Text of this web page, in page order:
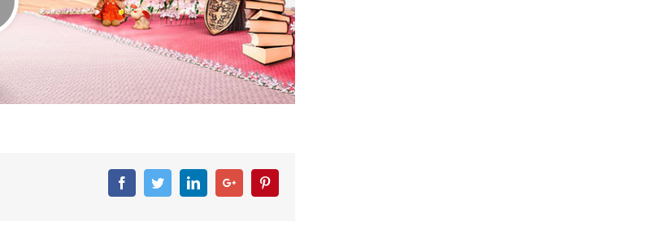
FacebookTwitterLinkedinGoogleplus